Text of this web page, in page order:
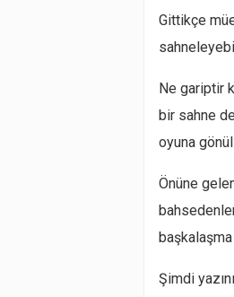
Gittikçe
Ne gariptir
bir sahne
oyuna
Önüne
Şimdi